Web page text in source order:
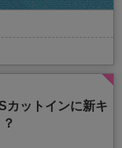
カットインに新キ